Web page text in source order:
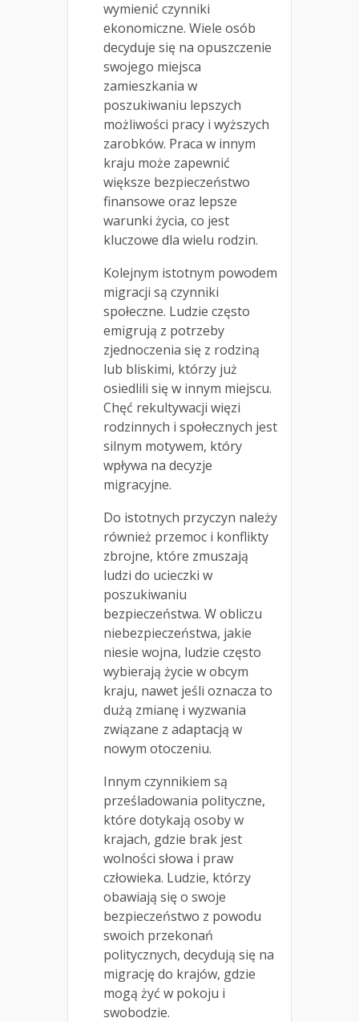
wymienić czynniki
ekonomiczne. Wiele osób
decyduje się na opuszczenie
swojego miejsca
zamieszkania w
poszukiwaniu lepszych
możliwości pracy i wyższych
zarobków. Praca w innym
kraju może zapewnić
większe bezpieczeństwo
finansowe oraz lepsze
warunki życia, co jest
kluczowe dla wielu rodzin.
Kolejnym istotnym powodem
migracji są czynniki
społeczne. Ludzie często
emigrują z potrzeby
zjednoczenia się z rodziną
lub bliskimi, którzy już
osiedlili się w innym miejscu.
Chęć rekultywacji więzi
rodzinnych i społecznych jest
silnym motywem, który
wpływa na decyzje
migracyjne.
Do istotnych przyczyn należy
również przemoc i konflikty
zbrojne, które zmuszają
ludzi do ucieczki w
poszukiwaniu
bezpieczeństwa. W obliczu
niebezpieczeństwa, jakie
niesie wojna, ludzie często
wybierają życie w obcym
kraju, nawet jeśli oznacza to
dużą zmianę i wyzwania
związane z adaptacją w
nowym otoczeniu.
Innym czynnikiem są
prześladowania polityczne,
które dotykają osoby w
krajach, gdzie brak jest
wolności słowa i praw
człowieka. Ludzie, którzy
obawiają się o swoje
bezpieczeństwo z powodu
swoich przekonań
politycznych, decydują się na
migrację do krajów, gdzie
mogą żyć w pokoju i
swobodzie.